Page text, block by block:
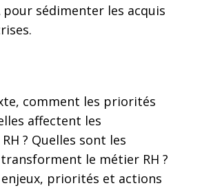
pour sédimenter les acquis
comment les priorités
affectent les
? Quelles sont les
le métier RH ?
priorités et actions